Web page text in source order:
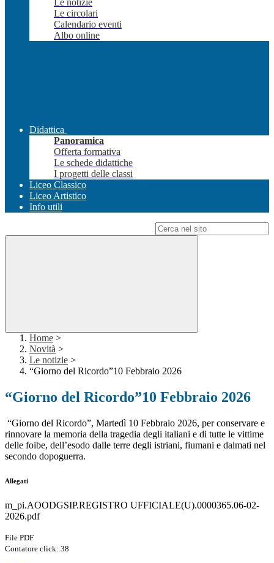
Le notizie
Le circolari
Calendario eventi
Albo online
Didattica
Panoramica
Offerta formativa
Le schede didattiche
I progetti delle classi
Liceo Classico
Liceo Artistico
Info utili
Home >
Novità >
Le notizie >
“Giorno del Ricordo”10 Febbraio 2026
“Giorno del Ricordo”10 Febbraio 2026
“Giorno del Ricordo”, Martedì 10 Febbraio 2026, per conservare e
rinnovare la memoria della tragedia degli italiani e di tutte le vittime
delle foibe, dell’esodo dalle terre degli istriani, fiumani e dalmati nel
secondo dopoguerra.
Allegati
m_pi.AOODGSIP.REGISTRO UFFICIALE(U).0000365.06-02-
2026.pdf
File PDF
Contatore click: 38